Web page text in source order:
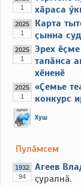
1
хӑраса
2025
1
Карта
ҫынна
2025
1
Эрех
тапӑнса
хӗненӗ
2025
1
«Ҫемье
конкурс
Хуш
Пулӑмсем
1932
94
Агеев
ҫуралнӑ.